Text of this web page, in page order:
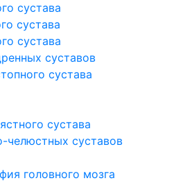
сустава
сустава
сустава
суставов
сустава
сустава
челюстных суставов
головного мозга